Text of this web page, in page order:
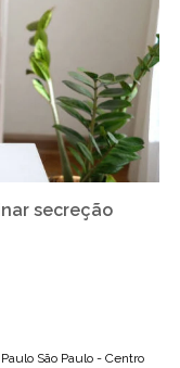
secreção
Paulo São Paulo - Centro